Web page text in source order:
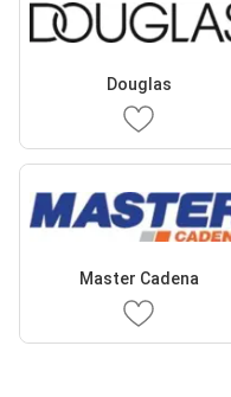
Douglas
Master Cadena